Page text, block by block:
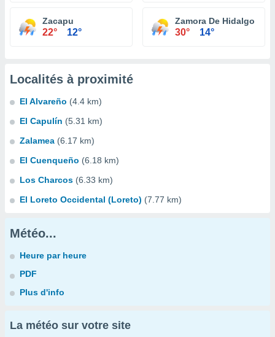
Zacapu
22° 12°
Zamora De Hidalgo
30° 14°
Localités à proximité
El Alvareño (4.4 km)
El Capulín (5.31 km)
Zalamea (6.17 km)
El Cuenqueño (6.18 km)
Los Charcos (6.33 km)
El Loreto Occidental (Loreto) (7.77 km)
Météo...
Heure par heure
PDF
Plus d'info
La météo sur votre site